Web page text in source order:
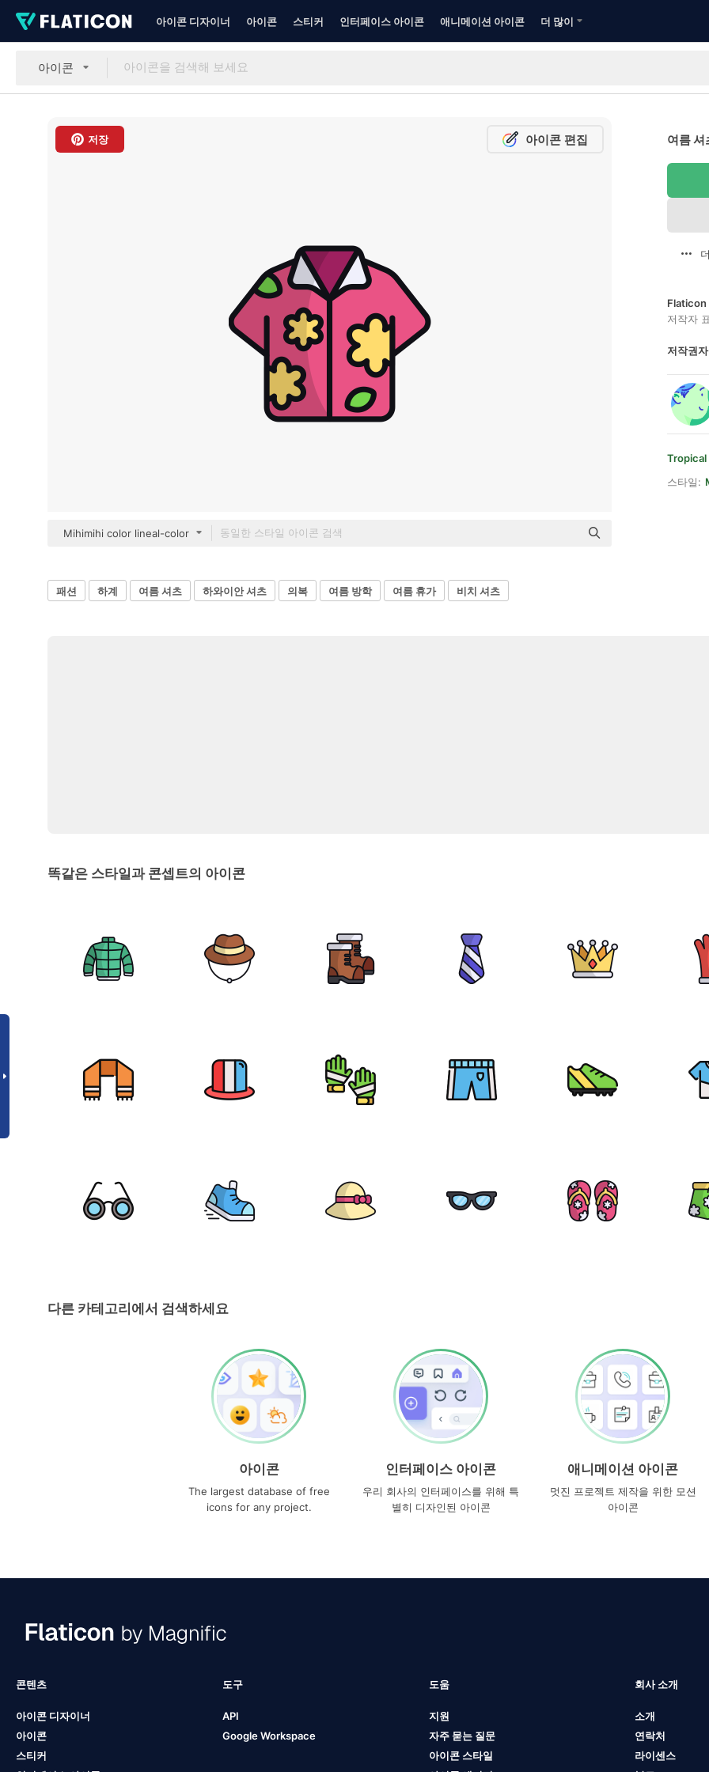
아이콘 디자이너 아이콘 스티커 인터페이스 아이콘 애니메이션 아이콘 더 많이
아이콘
저장 아이콘 편집
Mihimihi color lineal-color
여름 셔
Flaticon
저작자
저작권
Tropical
스타일:
패션 하계 여름 셔츠 하와이안 셔츠 의복 여름 방학 여름 휴가 비치 셔츠
똑같은 스타일과 콘셉트의 아이콘
다른 카테고리에서 검색하세요
아이콘
The largest database of free
icons for any project.
인터페이스 아이콘
우리 회사의 인터페이스를 위해 특
별히 디자인된 아이콘
애니메이션 아이콘
멋진 프로젝트 제작을 위한 모션
아이콘
콘텐츠
아이콘 디자이너
아이콘
스티커
도구
API
Google Workspace
도움
지원
자주 묻는 질문
아이콘 스타일
회사 소개
소개
연락처
라이센스